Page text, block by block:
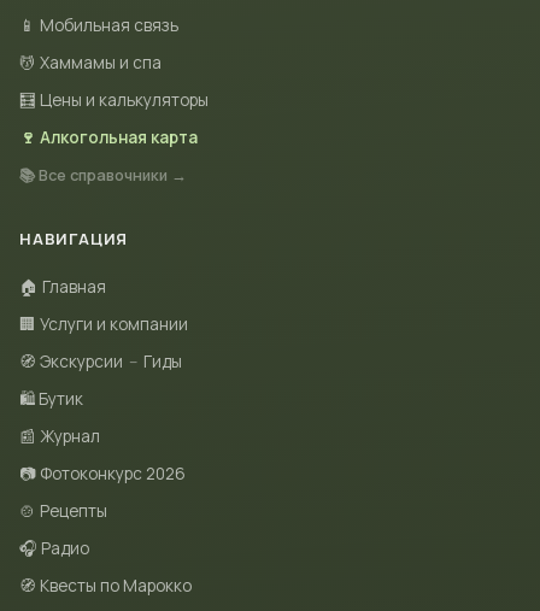
📱 Мобильная связь
💆 Хаммамы и спа
🧮 Цены и калькуляторы
🍷 Алкогольная карта
📚 Все справочники →
НАВИГАЦИЯ
🏠 Главная
🏢 Услуги и компании
🧭 Экскурсии – Гиды
🛍 Бутик
📰 Журнал
📷 Фотоконкурс 2026
🍲 Рецепты
🎧 Радио
🧭 Квесты по Марокко